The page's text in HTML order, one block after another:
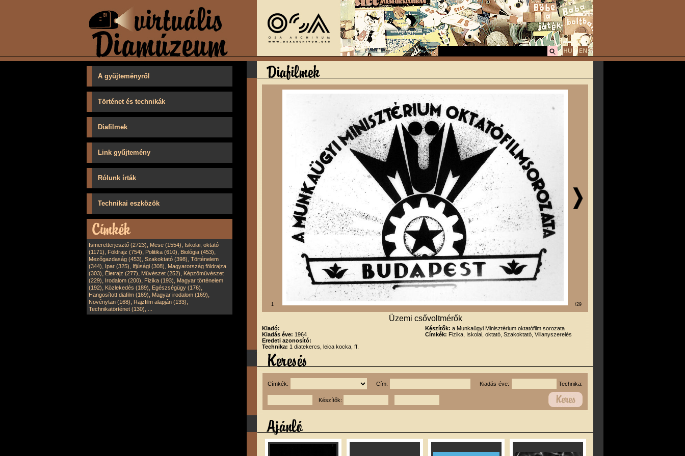
A gyűjteményről
Történet és technikák
Diafilmek
Link gyűjtemény
Rólunk írták
Technikai eszközök
Ismeretterjesztő (2723), Mese (1554), Iskolai, oktató
(1171), Földrajz (754), Politika (610), Biológia (453),
Mezőgazdaság (453), Szakoktató (398), Történelem
(344), Ipar (325), Ifjúsági (308), Magyarország földrajza
(303), Életrajz (277), Művészet (252), Képzőművészet
(229), Irodalom (200), Fizika (193), Magyar történelem
(192), Közlekedés (189), Egészségügy (176),
Hangosított diafilm (169), Magyar irodalom (169),
Növénytan (168), Rajzfilm alapján (133),
Technikatörténet (130),
1 /29
Üzemi csővoltmérők
Kiadó:
Kiadás éve: 1964
Eredeti azonosító:
Technika: 1 diatekercs, leica kocka, ff.
Készítők: a Munkaügyi Minisztérium oktatófilm sorozata
Címkék: Fizika, Iskolai, oktató, Szakoktató, Villanyszerelés
Címkék: Cím: Kiadás éve: Technika:
Készítők: